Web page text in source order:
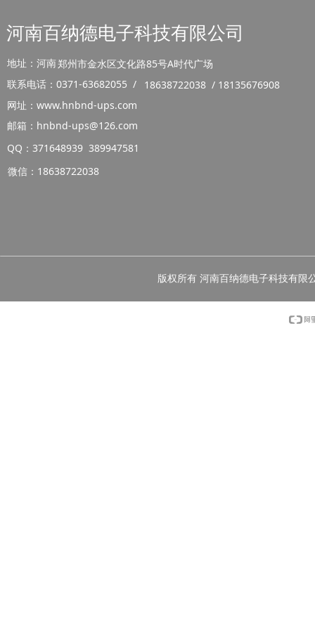
河南百纳德电子科技有限公司
版权所有 河南百纳德电子科技有
QQ：371648939 389947581
18638722038 / 18135676908
联系电话：0371-63682055 /
邮箱：hnbnd-ups@126.com
网址：www.hnbnd-ups.com
微信：18638722038
郑州市金水区文化路85号A时代广场
地址：河南